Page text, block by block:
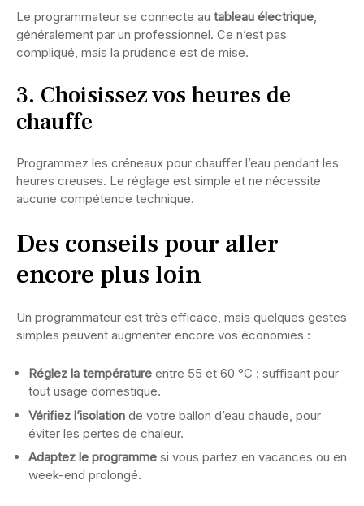
Le programmateur se connecte au tableau électrique,
généralement par un professionnel. Ce n’est pas
compliqué, mais la prudence est de mise.
3. Choisissez vos heures de
chauffe
Programmez les créneaux pour chauffer l’eau pendant les
heures creuses. Le réglage est simple et ne nécessite
aucune compétence technique.
Des conseils pour aller
encore plus loin
Un programmateur est très efficace, mais quelques gestes
simples peuvent augmenter encore vos économies :
Réglez la température entre 55 et 60 °C : suffisant pour
tout usage domestique.
Vérifiez l’isolation de votre ballon d’eau chaude, pour
éviter les pertes de chaleur.
Adaptez le programme si vous partez en vacances ou en
week-end prolongé.